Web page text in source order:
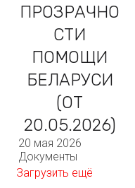
ПРОЗРАЧНО
СТИ
ПОМОЩИ
БЕЛАРУСИ
(ОТ
20.05.2026)
20 мая 2026
Документы
Загрузить ещё